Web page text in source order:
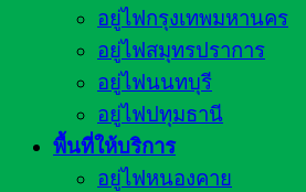
อยู่ไฟกรุงเทพมหานคร
อยู่ไฟสมุทรปราการ
อยู่ไฟนนทบุรี
อยู่ไฟปทุมธานี
พื้นที่ให้บริการ
อยู่ไฟหนองคาย